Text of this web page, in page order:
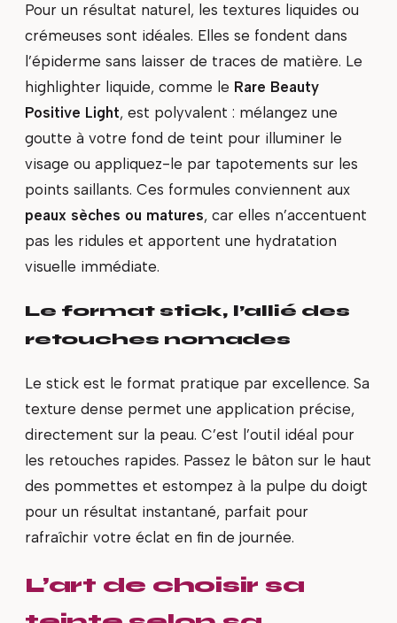
Pour un résultat naturel, les textures liquides ou
crémeuses sont idéales. Elles se fondent dans
l’épiderme sans laisser de traces de matière. Le
highlighter liquide, comme le Rare Beauty
Positive Light, est polyvalent : mélangez une
goutte à votre fond de teint pour illuminer le
visage ou appliquez-le par tapotements sur les
points saillants. Ces formules conviennent aux
peaux sèches ou matures, car elles n’accentuent
pas les ridules et apportent une hydratation
visuelle immédiate.
Le format stick, l’allié des
retouches nomades
Le stick est le format pratique par excellence. Sa
texture dense permet une application précise,
directement sur la peau. C’est l’outil idéal pour
les retouches rapides. Passez le bâton sur le haut
des pommettes et estompez à la pulpe du doigt
pour un résultat instantané, parfait pour
rafraîchir votre éclat en fin de journée.
L’art de choisir sa